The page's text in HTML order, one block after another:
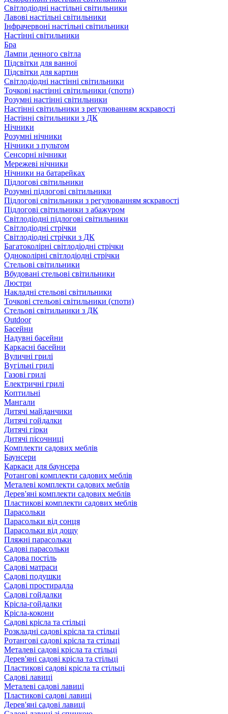
Світлодіодні настільні світильники
Лавові настільні світильники
Інфрачервоні настільні світильники
Настінні світильники
Бра
Лампи денного світла
Підсвітки для ванної
Підсвітки для картин
Світлодіодні настінні світильники
Точкові настінні світильники (споти)
Розумні настінні світильники
Настінні світильники з регулюванням яскравості
Настінні світильники з ДК
Нічники
Розумні нічники
Нічники з пультом
Сенсорні нічники
Мережеві нічники
Нічники на батарейках
Підлогові світильники
Розумні підлогові світильники
Підлогові світильники з регулюванням яскравості
Підлогові світильники з абажуром
Світлодіодні підлогові світильники
Світлодіодні стрічки
Світлодіодні стрічки з ДК
Багатоколірні світлодіодні стрічки
Одноколірні світлодіодні стрічки
Стельові світильники
Вбудовані стельові світильники
Люстри
Накладні стельові світильники
Точкові стельові світильники (споти)
Стельові світильники з ДК
Outdoor
Басейни
Надувні басейни
Каркасні басейни
Вуличні грилі
Вугільні грилі
Газові грилі
Електричні грилі
Коптильні
Мангали
Дитячі майданчики
Дитячі гойдалки
Дитячі гірки
Дитячі пісочниці
Комплекти садових меблів
Баунсери
Каркаси для баунсера
Ротангові комплекти садових меблів
Металеві комплекти садових меблів
Дерев'яні комплекти садових меблів
Пластикові комплекти садових меблів
Парасольки
Парасольки від сонця
Парасольки від дощу
Пляжні парасольки
Садові парасольки
Садова постіль
Садові матраси
Садові подушки
Садові простирадла
Садові гойдалки
Крісла-гойдалки
Крісла-кокони
Садові крісла та стільці
Розкладні садові крісла та стільці
Ротангові садові крісла та стільці
Металеві садові крісла та стільці
Дерев'яні садові крісла та стільці
Пластикові садові крісла та стільці
Садові лавиці
Металеві садові лавиці
Пластикові садові лавиці
Дерев'яні садові лавиці